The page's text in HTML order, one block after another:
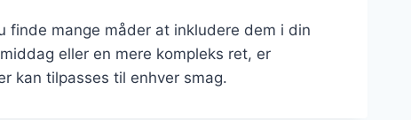
mange måder at inkludere dem i din
eller en mere kompleks ret, er
kan tilpasses til enhver smag.